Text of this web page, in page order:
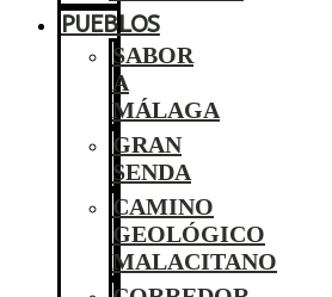
PUEBLOS
SABOR
A
MÁLAGA
GRAN
SENDA
CAMINO
GEOLÓGICO
MALACITANO